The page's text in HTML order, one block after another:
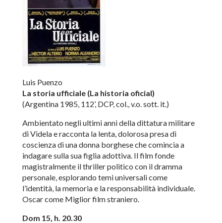
Luis Puenzo
La storia ufficiale (La historia oficial)
(Argentina 1985, 112’, DCP, col., v.o. sott. it.)
Ambientato negli ultimi anni della dittatura militare
di Videla e racconta la lenta, dolorosa presa di
coscienza di una donna borghese che comincia a
indagare sulla sua figlia adottiva. Il film fonde
magistralmente il thriller politico con il dramma
personale, esplorando temi universali come
l’identità, la memoria e la responsabilità individuale.
Oscar come Miglior film straniero.
Dom 15, h. 20.30